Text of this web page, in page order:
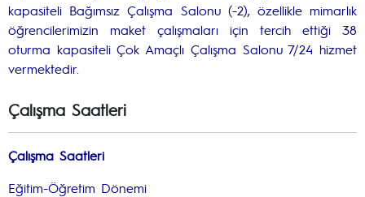
kapasiteli Bağımsız Çalışma Salonu (-2), özellikle mimarlık
öğrencilerimizin maket çalışmaları için tercih ettiği 38
oturma kapasiteli Çok Amaçlı Çalışma Salonu 7/24 hizmet
vermektedir.
Çalışma Saatleri
Çalışma Saatleri
Eğitim-Öğretim Dönemi